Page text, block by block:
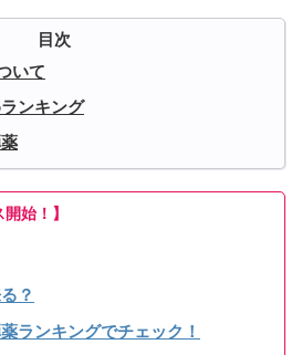
いて
ンキング
始！】
？
ランキングでチェック！